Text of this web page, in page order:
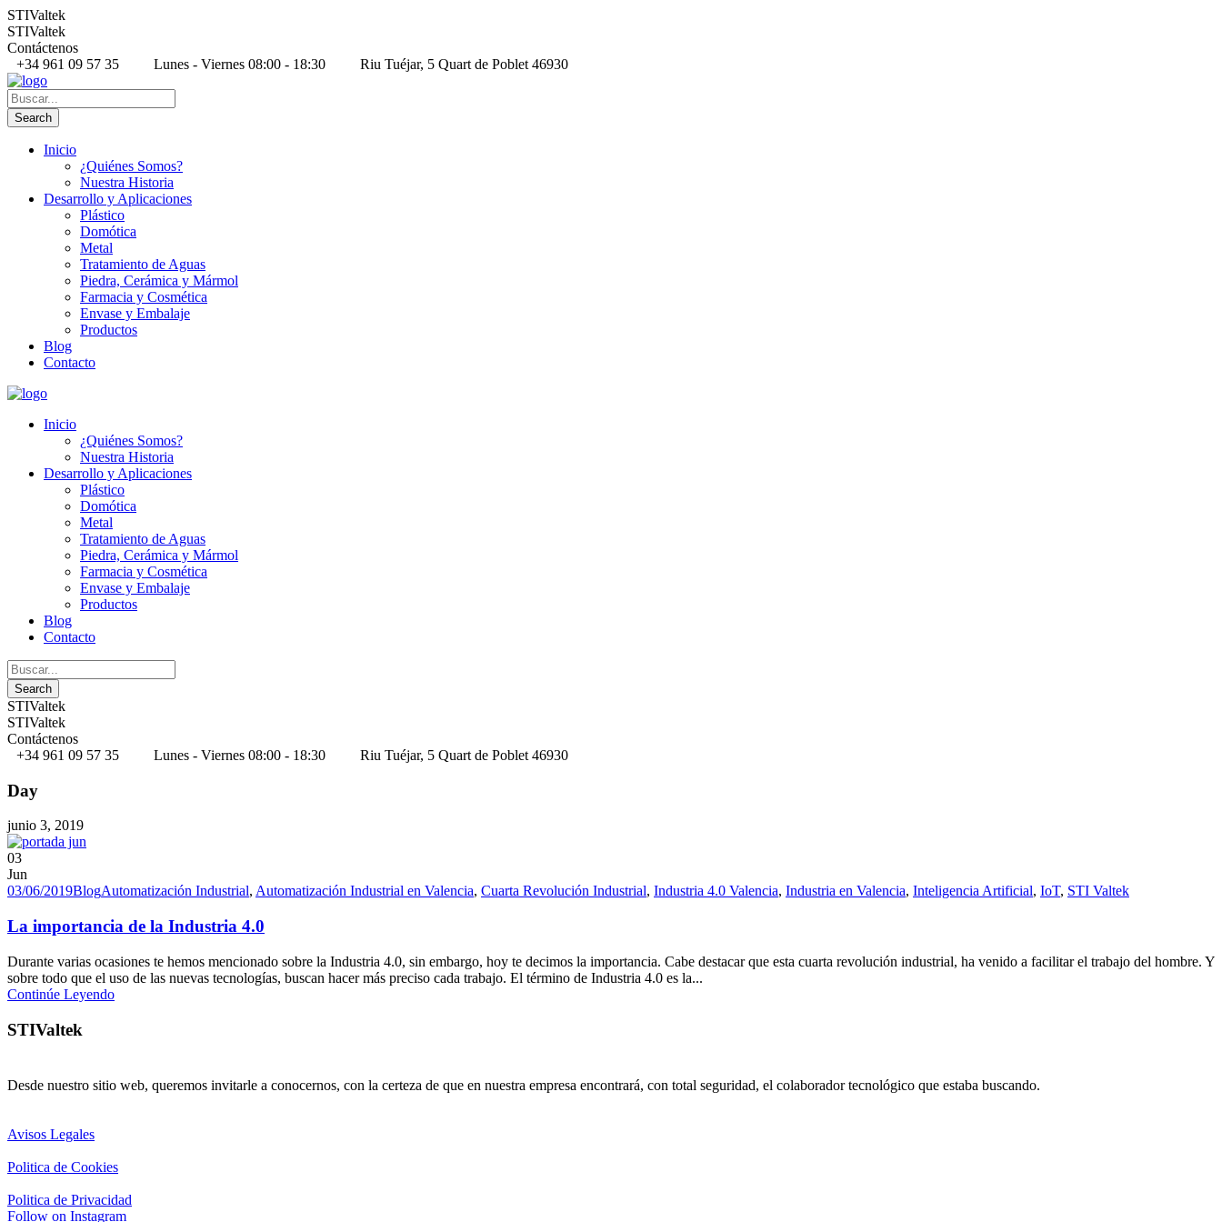
STIValtek
STIValtek
Contáctenos
+34 961 09 57 35
Lunes - Viernes 08:00 - 18:30 Riu Tuéjar, 5 Quart de Poblet 46930
Inicio
¿Quiénes Somos?
Nuestra Historia
Desarrollo y Aplicaciones
Plástico
Domótica
Metal
Tratamiento de Aguas
Piedra, Cerámica y Mármol
Farmacia y Cosmética
Envase y Embalaje
Productos
Blog
Contacto
Inicio
¿Quiénes Somos?
Nuestra Historia
Desarrollo y Aplicaciones
Plástico
Domótica
Metal
Tratamiento de Aguas
Piedra, Cerámica y Mármol
Farmacia y Cosmética
Envase y Embalaje
Productos
Blog
Contacto
STIValtek
STIValtek
Contáctenos
+34 961 09 57 35
Lunes - Viernes 08:00 - 18:30 Riu Tuéjar, 5 Quart de Poblet 46930
Day
junio 3, 2019
03
Jun
03/06/2019BlogAutomatización Industrial, Automatización Industrial en Valencia, Cuarta Revolución Industrial, Industria 4.0 Valencia, Industria en Valencia, Inteligencia Artificial, IoT, STI Valtek
La importancia de la Industria 4.0
Durante varias ocasiones te hemos mencionado sobre la Industria 4.0, sin embargo, hoy te decimos la importancia. Cabe destacar que esta cuarta revolución industrial, ha venido a facilitar el trabajo del hombre. Y
sobre todo que el uso de las nuevas tecnologías, buscan hacer más preciso cada trabajo. El término de Industria 4.0 es la...
Continúe Leyendo
STIValtek
Desde nuestro sitio web, queremos invitarle a conocernos, con la certeza de que en nuestra empresa encontrará, con total seguridad, el colaborador tecnológico que estaba buscando.
Avisos Legales
Politica de Cookies
Politica de Privacidad
Follow on Instagram